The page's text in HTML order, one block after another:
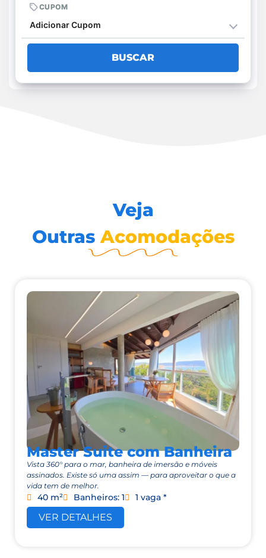
CUPOM
Adicionar Cupom
BUSCAR
Veja
Outras Acomodações
Master Suite com Banheira
Vista 360° para o mar, banheira de imersão e móveis
assinados. Existe só uma assim — para aproveitar o que a
vida tem de melhor.
40 m² Banheiros: 1 1 vaga *
VER DETALHES